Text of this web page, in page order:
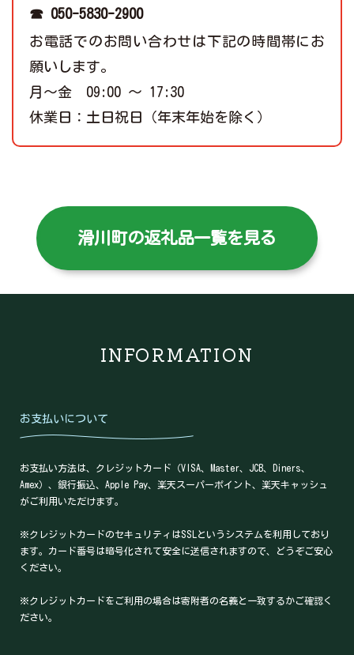
☎ 050-5830-2900
お電話でのお問い合わせは下記の時間帯にお
願いします。
月～金 09:00 ～ 17:30
休業日：土日祝日（年末年始を除く）
滑川町の返礼品一覧を見る